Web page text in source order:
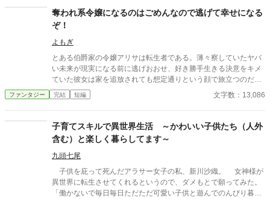
ちに、次々とスキルが増えていく！？ 努力を惜しまないマヤが素
敵な人達に愛されながら、見守られながら、一流冒険者になって
いく。 不運だらけのOLが、5歳から始める幸せな異世界やり直し
人生。
奪われ系令嬢になるのはごめんなので逃げて幸せになる
ぞ！
よもぎ
とある伯爵家の令嬢アリサは転生者である。薄々察していたヤバ
い未来が現実になる前に逃げおおせ、好き勝手生きる決意をキメ
ていた彼女は家を追放されても想定通りという顔で旅立つのだっ
た。
ファンタジー 完結 短編 文字数：13,086
子育てスキルで異世界生活 ～かわいい子供たち（人外
含む）と楽しく暮らしてます～
九頭七尾
子供を庇って死んだアラサー女子の私、新川沙織。 女神様が
異世界に転生させてくれるというので、ダメもとで願ってみた。
「働かないで毎日毎日ただただ可愛い子供と遊んでのんびり暮ら